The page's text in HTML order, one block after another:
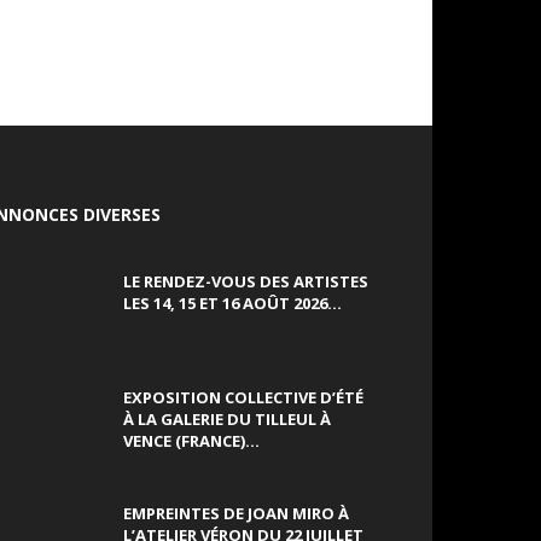
DIVERSES
LE RENDEZ-VOUS DES ARTISTES
LES 14, 15 ET 16 AOÛT 2026...
EXPOSITION COLLECTIVE D’ÉTÉ
À LA GALERIE DU TILLEUL À
VENCE (FRANCE)...
EMPREINTES DE JOAN MIRO À
L’ATELIER VÉRON DU 22 JUILLET